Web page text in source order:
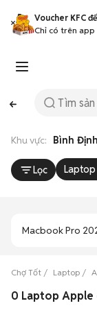
Voucher KFC
Chỉ có trên app
Khu vực: Bình
Lọc Laptop
Macbook Pro
Chợ Tốt Laptop
0 Laptop Apple